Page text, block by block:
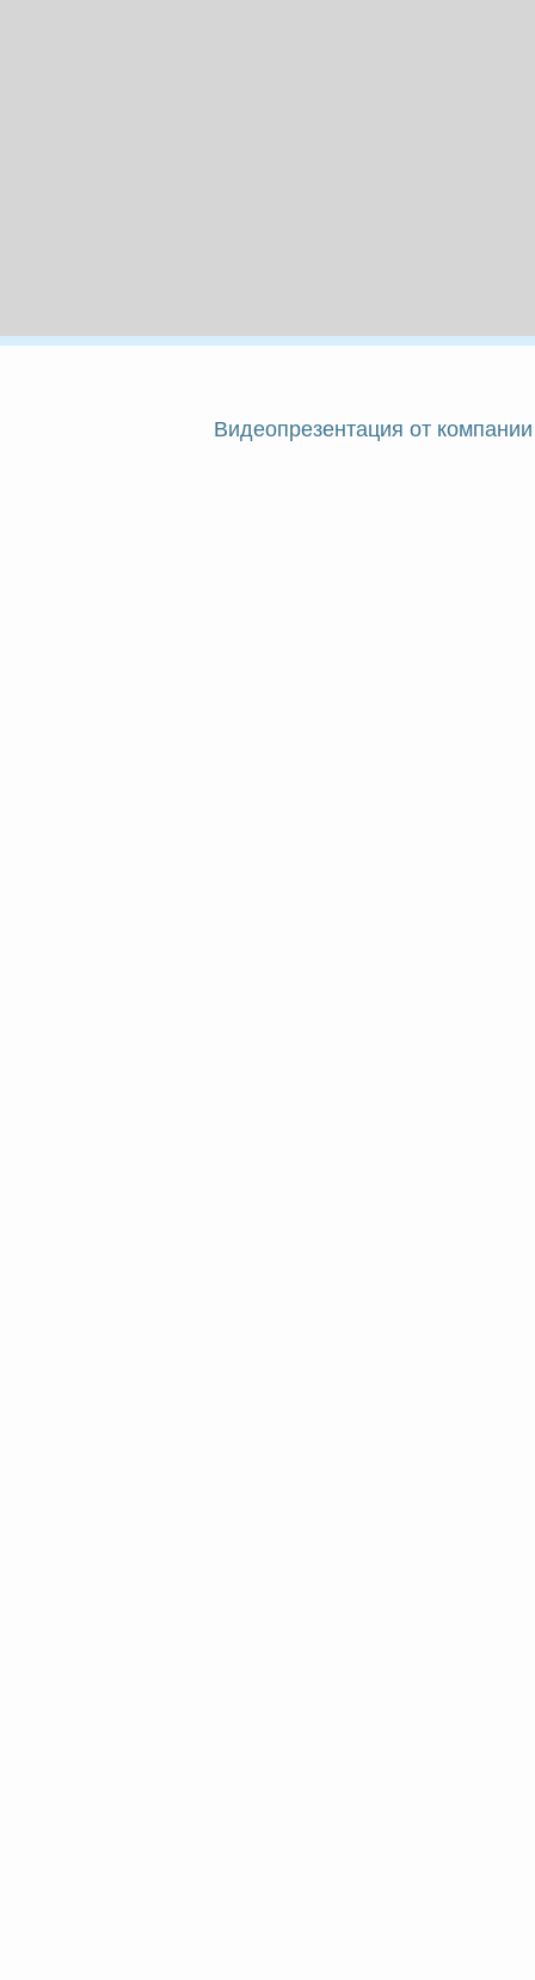
Видеопрезентация от